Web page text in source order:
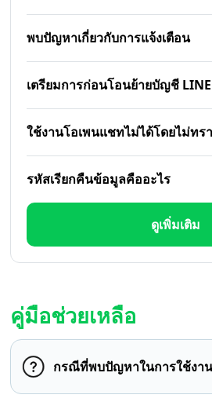
พบปัญหาเกี่ยวกับการแจ้งเตือน
เตรียมการก่อนโอนย้ายบัญชี LINE
ใช้งานโอเพนแชทไม่ได้โดยไม่ทร
รหัสเรียกคืนข้อมูลคืออะไร
ดูเพิ่มเติม
คู่มือช่วยเหลือ
กรณีที่พบปัญหาในการใช้งาน